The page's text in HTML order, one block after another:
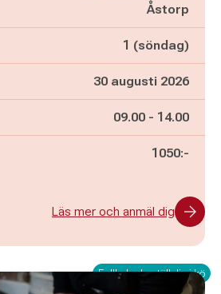
Åstorp
1 (söndag)
30 augusti 2026
Pågår mellan
09.00 - och
14.00
1050:-
Läs mer och anmäl dig
Fullbokad - ställ dig i kö